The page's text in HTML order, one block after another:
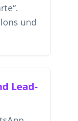
und
Lead-